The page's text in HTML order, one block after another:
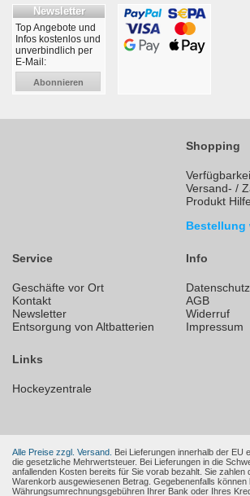
Newsletter
Top Angebote und
Infos kostenlos und
unverbindlich per
E-Mail:
Abonnieren
Shopping
Versand- /
Produkt Hilfe
Bestellung
Service
Geschäfte vor Ort
Kontakt
Newsletter
Entsorgung von Altbatterien
Info
Datenschutz
AGB
Widerruf
Impressum
Links
Hockeyzentrale
Alle Preise zzgl. Versand. Bei Lieferungen innerhalb der EU
die gesetzliche Mehrwertsteuer. Bei Lieferungen in die
anfallenden Kosten bereits für Sie vorab bezahlt. Sie zahlen
Warenkorb ausgewiesenen Betrag. Gegebenenfalls können
Währungsumrechnungsgebühren Ihrer Bank oder Ihres